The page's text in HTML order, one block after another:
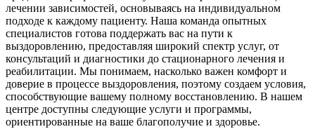
лечении зависимостей, основываясь на индивидуальном
подходе к каждому пациенту. Наша команда опытных
специалистов готова поддержать вас на пути к
выздоровлению, предоставляя широкий спектр услуг, от
консультаций и диагностики до стационарного лечения и
реабилитации. Мы понимаем, насколько важен комфорт и
доверие в процессе выздоровления, поэтому создаем условия,
способствующие вашему полному восстановлению. В нашем
центре доступны следующие услуги и программы,
ориентированные на ваше благополучие и здоровье.